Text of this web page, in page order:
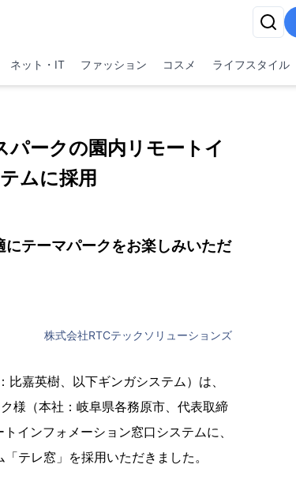
ネット・IT ファッション コスメ ライフスタイル
ークの園内リモートイ
ムに採用
テーマパークをお楽しみいただ
株式会社RTCテックソリューションズ
嘉英樹、以下ギンガシステム）は、
様（本社：岐阜県各務原市、代表取締
インフォメーション窓口システムに、
テレ窓」を採用いただきました。